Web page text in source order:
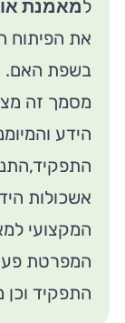
למאמנת
את הפיתוח
בשפת האם.
מסמך זה
הידע
אשכולות
המקצועי
המפרטת
התפקיד